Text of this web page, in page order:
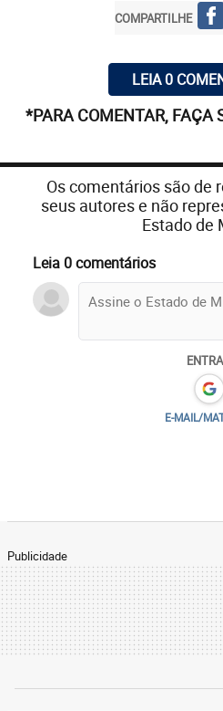
COMPARTILHE
LEIA 0
*PARA COMENTAR, FAÇA
Os comentários são de
seus autores e não
Estado de
Leia 0 comentários
E-MAIL/
Publicidade